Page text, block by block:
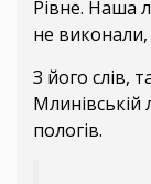
Рівне. Наша
не
З його слів,
Млинівській
пологів.